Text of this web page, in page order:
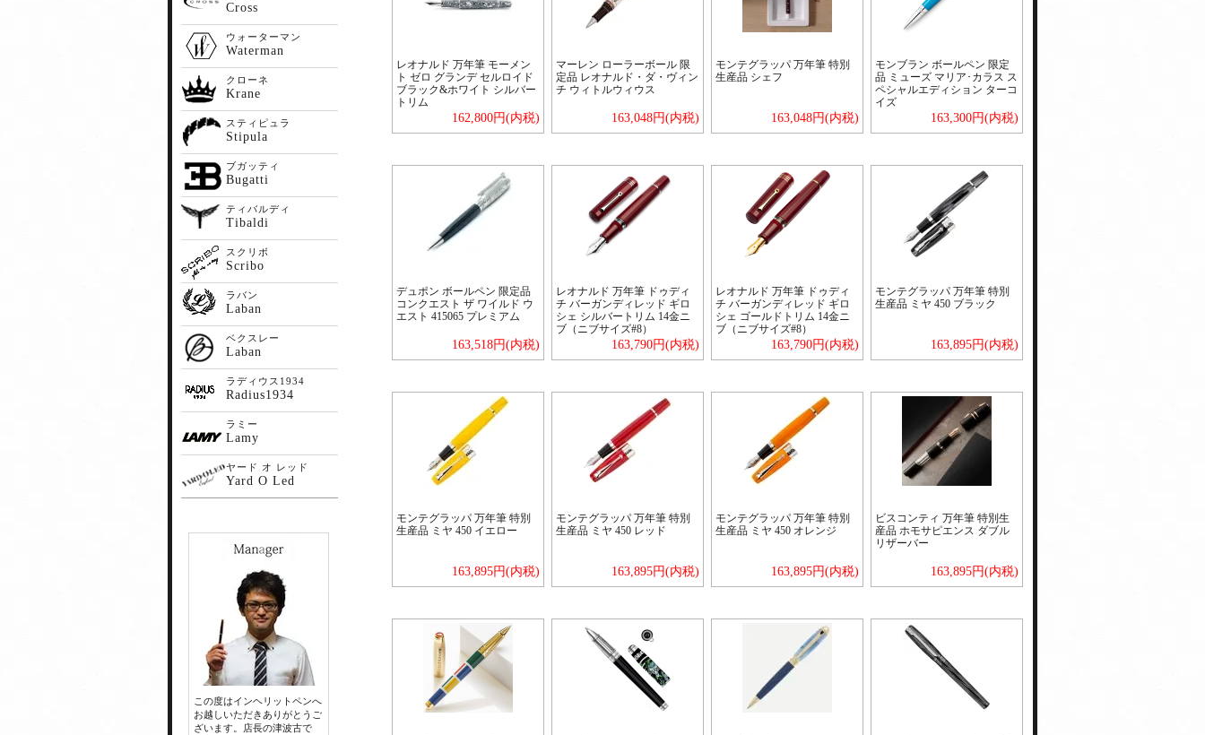
レオナルド 万年筆 モーメン
ト ゼロ グランデ セルロイド
ブラック&ホワイト シルバー
トリム
162,800円(内税)
マーレン ローラーボール 限
定品 レオナルド・ダ・ヴィン
チ ウィトルウィウス
163,048円(内税)
モンテグラッパ 万年筆 特別
生産品 シェフ
163,048円(内税)
モンブラン ボールペン 限定
品 ミューズ マリア･カラス ス
ペシャルエディション ターコ
イズ
163,300円(内税)
デュポン ボールペン 限定品
コンクエスト ザ ワイルド ウ
エスト 415065 プレミアム
163,518円(内税)
レオナルド 万年筆 ドゥディ
チ バーガンディレッド ギロ
シェ シルバートリム 14金ニ
ブ（ニブサイズ#8）
163,790円(内税)
レオナルド 万年筆 ドゥディ
チ バーガンディレッド ギロ
シェ ゴールドトリム 14金ニ
ブ（ニブサイズ#8）
163,790円(内税)
モンテグラッパ 万年筆 特別
生産品 ミヤ 450 ブラック
163,895円(内税)
モンテグラッパ 万年筆 特別
生産品 ミヤ 450 イエロー
163,895円(内税)
モンテグラッパ 万年筆 特別
生産品 ミヤ 450 レッド
163,895円(内税)
モンテグラッパ 万年筆 特別
生産品 ミヤ 450 オレンジ
163,895円(内税)
ビスコンティ 万年筆 特別生
産品 ホモサピエンス ダブル
リザーバー
163,895円(内税)
Cross
ウォーターマン
Waterman
クローネ
Krane
スティピュラ
Stipula
ブガッティ
Bugatti
ティバルディ
Tibaldi
スクリボ
Scribo
ラバン
Laban
ベクスレー
Laban
ラディウス1934
Radius1934
ラミー
Lamy
ヤード オ レッド
Yard O Led
この度はインヘリットペンへ
お越しいただきありがとうご
ざいます。店長の津波古で